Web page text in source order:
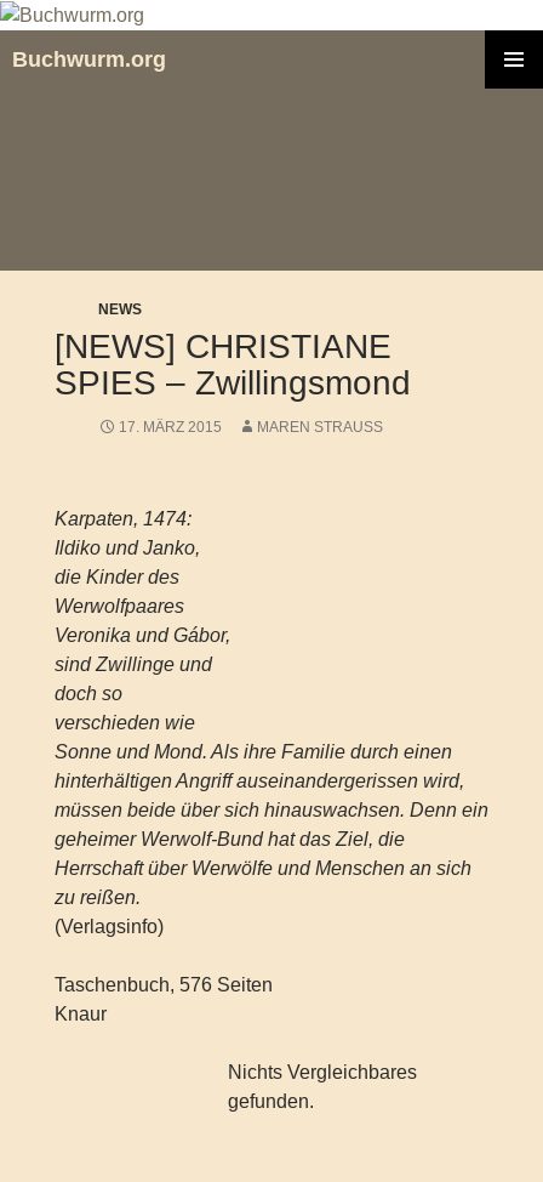
Zum
springen
Buchwurm.org
NEWS
[NEWS] CHRISTIANE
SPIES – Zwillingsmond
17. MÄRZ 2015 MAREN STRAUSS
Karpaten, 1474:
Ildiko und Janko,
die Kinder des
Werwolfpaares
Veronika und Gábor,
sind Zwillinge und
doch so
verschieden wie
Sonne und Mond. Als ihre Familie durch einen
hinterhältigen Angriff auseinandergerissen wird,
müssen beide über sich hinauswachsen. Denn ein
geheimer Werwolf-Bund hat das Ziel, die
Herrschaft über Werwölfe und Menschen an sich
zu reißen.
(Verlagsinfo)
Taschenbuch, 576 Seiten
Knaur
Nichts Vergleichbares
gefunden.